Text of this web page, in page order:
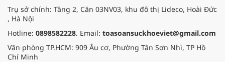
Trụ sở chính: Tầng 2, Căn 03NV03, khu đô thị Lideco, Hoài Đức
, Hà Nội
Hotline: 0898582228. Email: toasoansuckhoeviet@gmail.com
Văn phòng TP.HCM: 909 Âu cơ, Phường Tân Sơn Nhì, TP Hồ
Chí Minh